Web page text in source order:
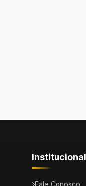
Institucional
Fale Conosco